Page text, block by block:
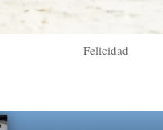
Felicidad